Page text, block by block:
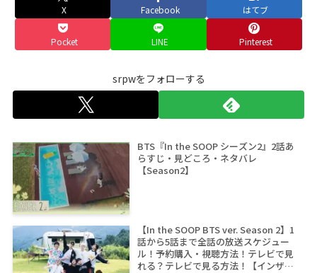
X Facebook はてブ
Pocket LINE Pinterest
srpwをフォローする
BTS『In the SOOP シーズン2』2話あ
らすじ・見どころ・ネタバレ
【Season2】
【In the SOOP BTS ver. Season 2】1
話から5話まで全話の放送スケジュー
ル！予約購入・視聴方法！テレビで見
れる？テレビで見る方法！【インザス